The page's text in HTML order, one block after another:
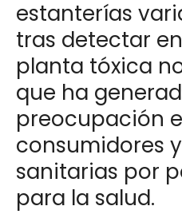
estanterías
tras detectar
planta tóxica
que ha
preocupación
consumidores
sanitarias por
para la salud.